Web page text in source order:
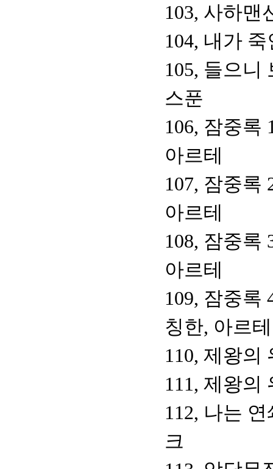
103, 사하맨
104, 내가
105, 들으니
스푼
106, 잠중록
아르테
107, 잠중록
아르테
108, 잠중록
아르테
109, 잠중록
칭한, 아르테
110, 제왕의
111, 제왕의
112, 나는
크